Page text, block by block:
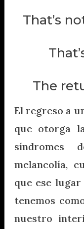
That’s
The
El regreso a
que otorga
melancolía,
que ese
tenemos
nuestro